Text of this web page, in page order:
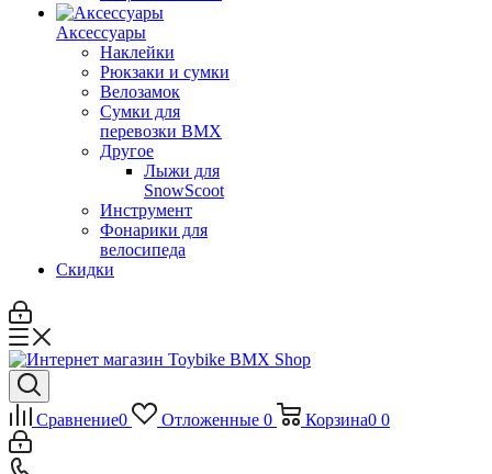
Аксессуары
Наклейки
Рюкзаки и сумки
Велозамок
Сумки для
перевозки BMX
Другое
Лыжи для
SnowScoot
Инструмент
Фонарики для
велосипеда
Скидки
Сравнение0 Отложенные 0 Корзина0 0